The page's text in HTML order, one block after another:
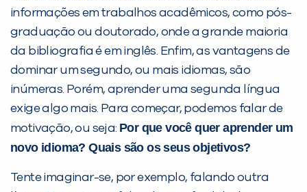
informações em trabalhos acadêmicos, como pós-
graduação ou doutorado, onde a grande maioria
da bibliografia é em inglês. Enfim, as vantagens de
dominar um segundo, ou mais idiomas, são
inúmeras. Porém, aprender uma segunda língua
exige algo mais. Para começar, podemos falar de
motivação, ou seja: Por que você quer aprender um
novo idioma? Quais são os seus objetivos?
Tente imaginar-se, por exemplo, falando outra
Preencha com seus dados abaixo e
já vamos te colocar em contato
com a: